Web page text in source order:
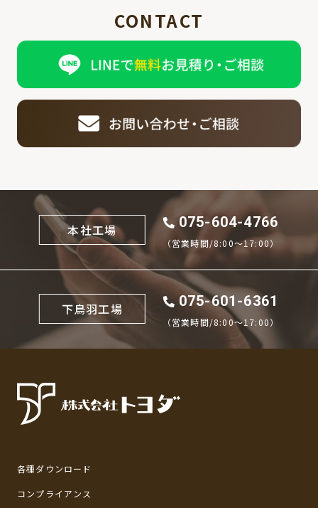
CONTACT
本社工場 075-604-4766
（営業時間/8:00〜17:00）
下鳥羽工場 075-601-6361
（営業時間/8:00〜17:00）
各種ダウンロード
コンプライアンス